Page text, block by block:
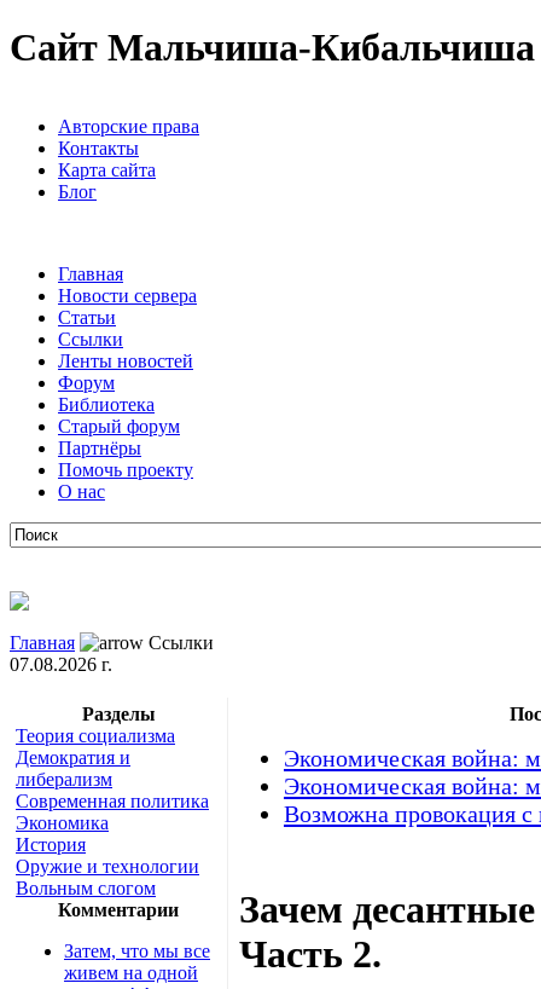
Сайт Мальчиша-Кибальчиша
Авторские права
Контакты
Карта сайта
Блог
Главная
Новости сервера
Статьи
Ссылки
Ленты новостей
Форум
Библиотека
Старый форум
Партнёры
Помочь проекту
О нас
Главная
Ссылки
07.08.2026 г.
Разделы
Теория социализма
Демократия и
либерализм
Современная политика
Экономика
История
Оружие и технологии
Вольным слогом
Комментарии
Затем, что мы все
живем на одной
Экономическая война:
Экономическая война:
Возможна провокация
Зачем
Часть 2.